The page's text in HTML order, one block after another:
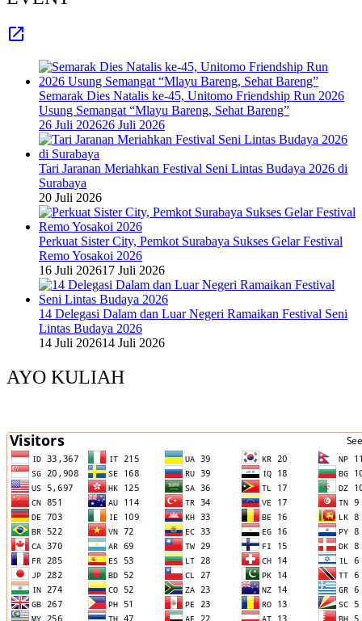
Semarak Dies Natalis ke-45, Unitomo Friendship Run 2026
Usung Semangat “Mlayu Bareng, Sehat Bareng”
26 Juli 202626 Juli 2026
Tari Jaranan Meriahkan Festival Seni Lintas Budaya 2026 di
Surabaya
20 Juli 2026
Perkuat Sister City, Pemkot Surabaya Sukses Gelar Festival
Remo Yosakoi 2026
16 Juli 202617 Juli 2026
14 Delegasi Dalam dan Luar Negeri Ramaikan Festival Seni
Lintas Budaya 2026
14 Juli 202614 Juli 2026
AYO KULIAH